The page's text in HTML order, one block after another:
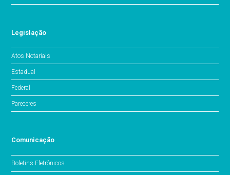
Legislação
Atos Notariais
Estadual
Federal
Pareceres
Comunicação
Boletins Eletrônicos